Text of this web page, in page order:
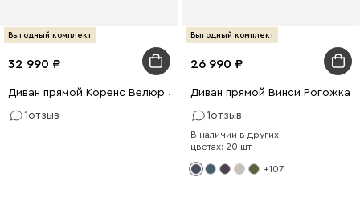
Выгодный комплект
32 990
Диван прямой Коренс Велюр Зелёный
1отзыв
Выгодный комплект
26 990
Диван прямой Винси Рогожка
1отзыв
В наличии в других
цветах: 20 шт.
+107